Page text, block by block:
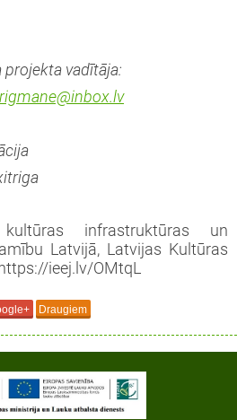
vadītāja:
infrastruktūras un
Latvijā, Latvijas Kultūras
ieej.lv/OMtqL
Draugiem